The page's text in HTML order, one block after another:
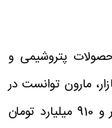
پتروشیمی و
مارون توانست در
سال گذشته به درآمدی بالغ بر 58 هزار و 910 میلیارد تومان